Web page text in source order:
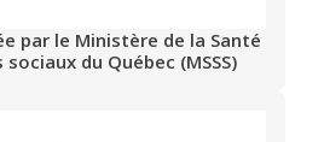
par le Ministère de la Santé
du Québec (MSSS)